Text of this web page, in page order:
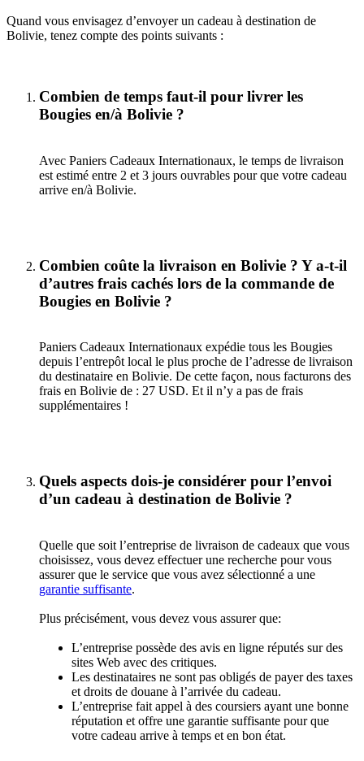
Quand vous envisagez d’envoyer un cadeau à destination de
Bolivie, tenez compte des points suivants :
Combien de temps faut-il pour livrer les
Bougies en/à Bolivie ?
Avec Paniers Cadeaux Internationaux, le temps de livraison
est estimé entre 2 et 3 jours ouvrables pour que votre cadeau
arrive en/à Bolivie.
Combien coûte la livraison en Bolivie ? Y a-t-il
d’autres frais cachés lors de la commande de
Bougies en Bolivie ?
Paniers Cadeaux Internationaux expédie tous les Bougies
depuis l’entrepôt local le plus proche de l’adresse de livraison
du destinataire en Bolivie. De cette façon, nous facturons des
frais en Bolivie de : 27 USD. Et il n’y a pas de frais
supplémentaires !
Quels aspects dois-je considérer pour l’envoi
d’un cadeau à destination de Bolivie ?
Quelle que soit l’entreprise de livraison de cadeaux que vous
choisissez, vous devez effectuer une recherche pour vous
assurer que le service que vous avez sélectionné a une
garantie suffisante.
Plus précisément, vous devez vous assurer que:
L’entreprise possède des avis en ligne réputés sur des
sites Web avec des critiques.
Les destinataires ne sont pas obligés de payer des taxes
et droits de douane à l’arrivée du cadeau.
L’entreprise fait appel à des coursiers ayant une bonne
réputation et offre une garantie suffisante pour que
votre cadeau arrive à temps et en bon état.